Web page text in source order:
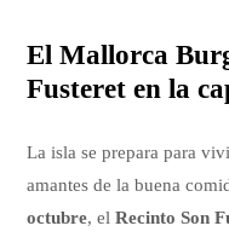
El Mallorca
Fusteret en la
La isla se prepara para
amantes de la buena
octubre, elRecinto Son